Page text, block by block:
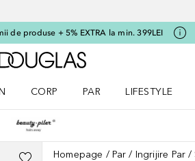
de produse + 5% EXTRA la min. 399LEI
Către pagina principală
CORP
PAR
LIFESTYLE
Homepage Par Ingrijire Par